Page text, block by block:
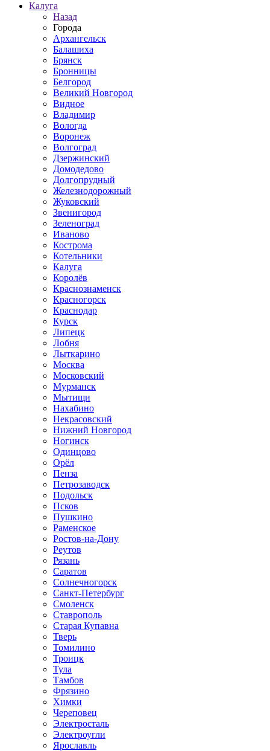
Калуга
Назад
Города
Архангельск
Балашиха
Брянск
Бронницы
Белгород
Великий Новгород
Видное
Владимир
Вологда
Воронеж
Волгоград
Дзержинский
Домодедово
Долгопрудный
Железнодорожный
Жуковский
Звенигород
Зеленоград
Иваново
Кострома
Котельники
Калуга
Королёв
Краснознаменск
Красногорск
Краснодар
Курск
Липецк
Лобня
Лыткарино
Москва
Московский
Мурманск
Мытищи
Нахабино
Некрасовский
Нижний Новгород
Ногинск
Одинцово
Орёл
Пенза
Петрозаводск
Подольск
Псков
Пушкино
Раменское
Ростов-на-Дону
Реутов
Рязань
Саратов
Солнечногорск
Санкт-Петербург
Смоленск
Ставрополь
Старая Купавна
Тверь
Томилино
Троицк
Тула
Тамбов
Фрязино
Химки
Череповец
Электросталь
Электроугли
Ярославль